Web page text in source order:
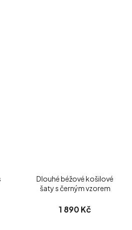
Dlouhé béžové košilové
šaty s černým vzorem
1 890 Kč